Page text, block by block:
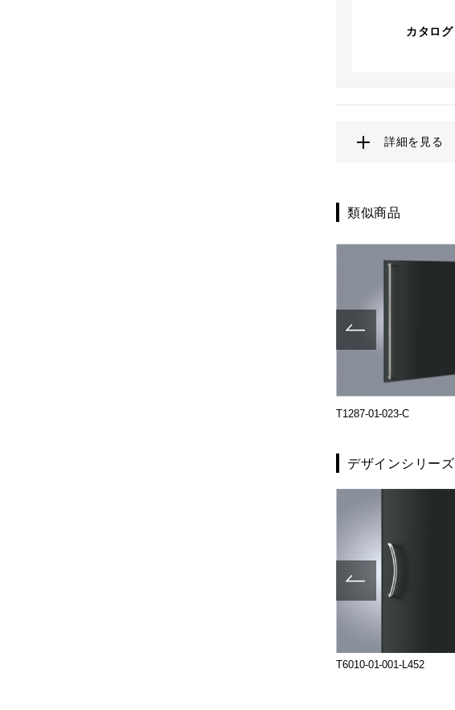
カタログ
詳細を見る
類似商品
T1287-01-023-C
デザインシリーズ
T6010-01-001-L452